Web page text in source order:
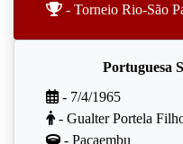
- Torneio Rio-São
Portuguesa
- 7/4/1965
- Gualter Portela
- Pacaembu